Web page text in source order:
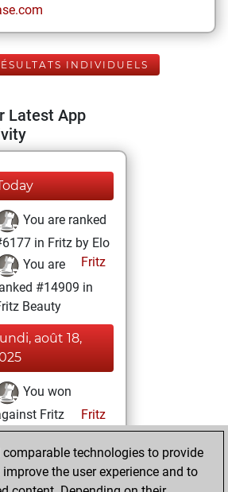
INDIVIDUELS
Latest App
You are ranked
in Fritz by Elo
Fritz
You are
#14909 in
Beauty
lundi, août 18,
You won
Fritz
Fritz
You achieved a
of 10
You achieved a
comparable technologies to provide
the user experience and to